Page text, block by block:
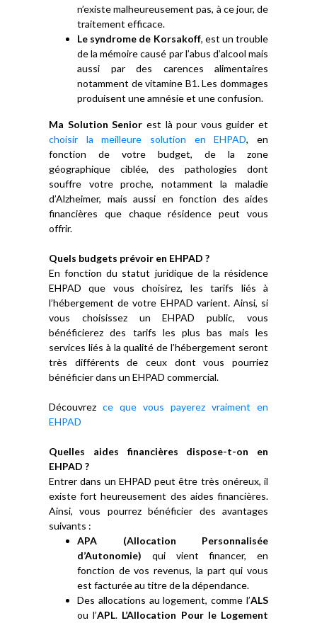
n’existe malheureusement pas, à ce jour, de
traitement efficace.
Le syndrome de Korsakoff, est un trouble
de la mémoire causé par l’abus d’alcool mais
aussi par des carences alimentaires
notamment de vitamine B1. Les dommages
produisent une amnésie et une confusion.
Ma Solution Senior est là pour vous guider et
choisir la meilleure solution en EHPAD, en
fonction de votre budget, de la zone
géographique ciblée, des pathologies dont
souffre votre proche, notamment la maladie
d’Alzheimer, mais aussi en fonction des aides
financières que chaque résidence peut vous
offrir.
Quels budgets prévoir en EHPAD ?
En fonction du statut juridique de la résidence
EHPAD que vous choisirez, les tarifs liés à
l’hébergement de votre EHPAD varient. Ainsi, si
vous choisissez un EHPAD public, vous
bénéficierez des tarifs les plus bas mais les
services liés à la qualité de l’hébergement seront
très différents de ceux dont vous pourriez
bénéficier dans un EHPAD commercial.
Découvrez ce que vous payerez vraiment en
EHPAD
Quelles aides financières dispose-t-on en
EHPAD ?
Entrer dans un EHPAD peut être très onéreux, il
existe fort heureusement des aides financières.
Ainsi, vous pourrez bénéficier des avantages
suivants :
APA (Allocation Personnalisée
d’Autonomie) qui vient financer, en
fonction de vos revenus, la part qui vous
est facturée au titre de la dépendance.
Des allocations au logement, comme l’ALS
ou l’APL. L’Allocation Pour le Logement